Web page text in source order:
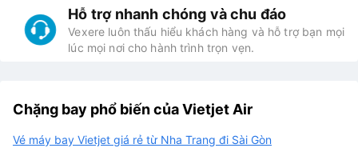
Hỗ trợ nhanh chóng và chu đáo
Vexere luôn thấu hiểu khách hàng và hỗ trợ bạn mọi
lúc mọi nơi cho hành trình trọn vẹn.
Chặng bay phổ biến của Vietjet Air
Vé máy bay Vietjet giá rẻ từ Nha Trang đi Sài Gòn